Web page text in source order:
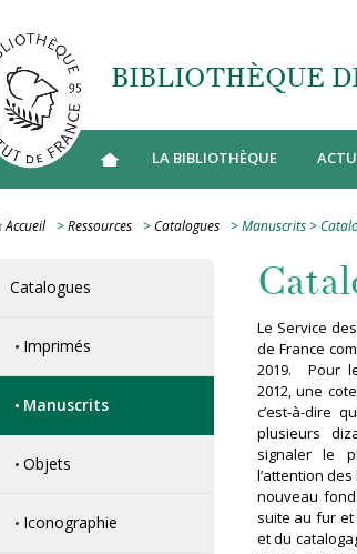
BIBLIOTHÈQUE
LA BIBLIOTHÈQUE
Accueil >Ressources >Catalogues > Manuscrits >
Catalogues
Imprimés
Manuscrits
Objets
Iconographie
Le Service
de France
2019. Pour
2012, une
c’est-à-dire
plusieurs
signaler le
l’attention
nouveau
suite au fur et
et du